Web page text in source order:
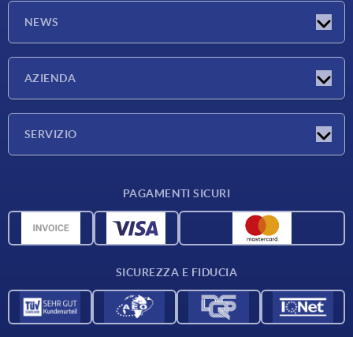
NEWS
AZIENDA
SERVIZIO
Dati CAD
PAGAMENTI SICURI
SICUREZZA E FIDUCIA